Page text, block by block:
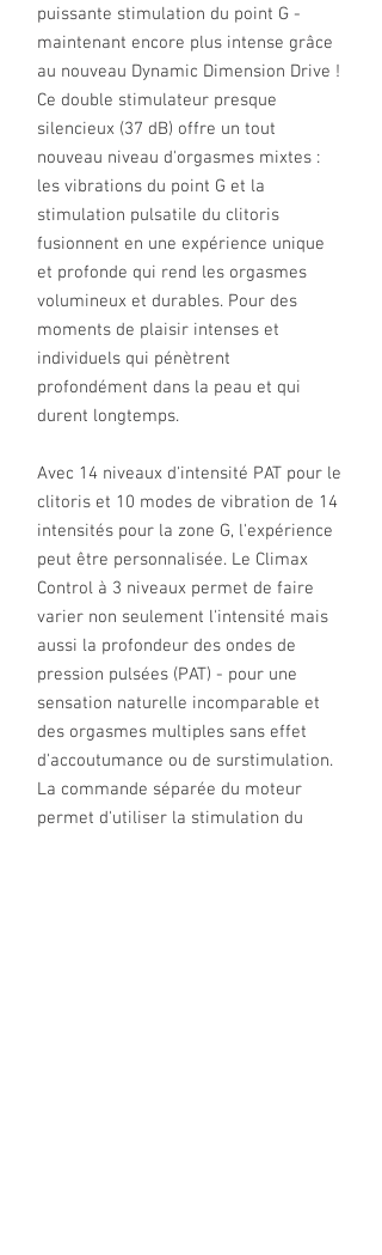
puissante stimulation du point G -
maintenant encore plus intense grâce
au nouveau Dynamic Dimension Drive !
Ce double stimulateur presque
silencieux (37 dB) offre un tout
nouveau niveau d'orgasmes mixtes :
les vibrations du point G et la
stimulation pulsatile du clitoris
fusionnent en une expérience unique
et profonde qui rend les orgasmes
volumineux et durables. Pour des
moments de plaisir intenses et
individuels qui pénètrent
profondément dans la peau et qui
durent longtemps.
Avec 14 niveaux d'intensité PAT pour le
clitoris et 10 modes de vibration de 14
intensités pour la zone G, l'expérience
peut être personnalisée. Le Climax
Control à 3 niveaux permet de faire
varier non seulement l'intensité mais
aussi la profondeur des ondes de
pression pulsées (PAT) - pour une
sensation naturelle incomparable et
des orgasmes multiples sans effet
d'accoutumance ou de surstimulation.
La commande séparée du moteur
permet d'utiliser la stimulation du